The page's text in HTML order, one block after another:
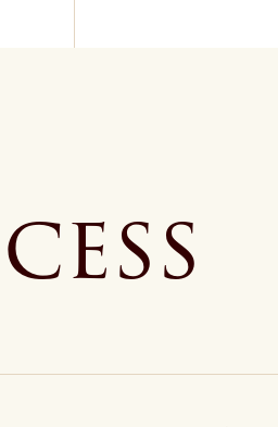
cess